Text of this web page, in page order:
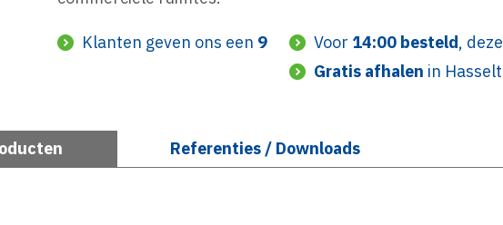
Klanten geven ons een 9 Voor 14:00 besteld,
Gratis afhalen in
Referenties / Downloads